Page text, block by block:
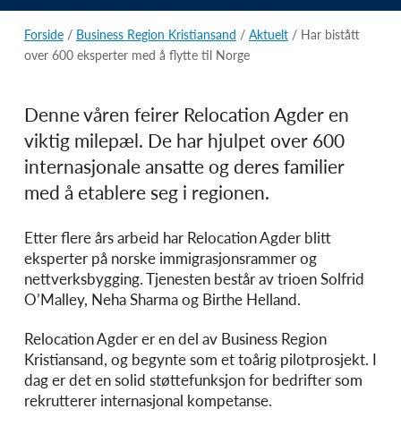
Forside/ Business Region Kristiansand / Aktuelt/ Har bistått
over 600 eksperter med å flytte til Norge
Denne våren feirer Relocation Agder en
viktig milepæl. De har hjulpet over 600
internasjonale ansatte og deres familier
med å etablere seg i regionen.
Etter flere års arbeid har Relocation Agder blitt
eksperter på norske immigrasjonsrammer og
nettverksbygging. Tjenesten består av trioen Solfrid
O’Malley, Neha Sharma og Birthe Helland.
Relocation Agder er en del av Business Region
Kristiansand, og begynte som et toårig pilotprosjekt. I
dag er det en solid støttefunksjon for bedrifter som
rekrutterer internasjonal kompetanse.